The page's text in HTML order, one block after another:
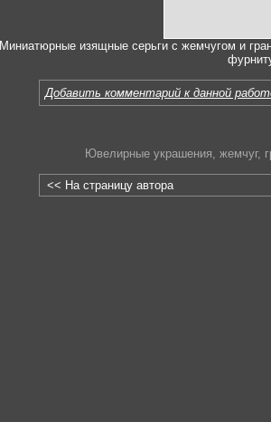
Миниатюрные изящные серьги с жемчугом и
Добавить комментарий к данной
Ювелирные украшения, жемчуг,
<< На страницу автора